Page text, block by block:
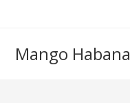
Mango Habana